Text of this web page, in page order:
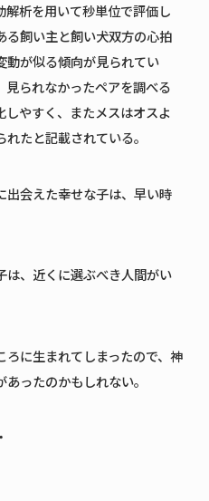
析を用いて秒単位で評価し
る飼い主と飼い犬双方の心拍
動が似る傾向が見られてい
られなかったペアを調べる
しやすく、またメスはオスよ
たと記載されている。
出会えた幸せな子は、早い時
は、近くに選ぶべき人間がい
に生まれてしまったので、神
ったのかもしれない。